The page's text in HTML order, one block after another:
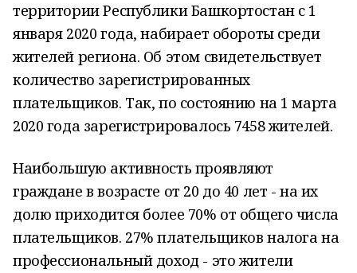
территории Республики Башкортостан с 1
января 2020 года, набирает обороты среди
жителей региона. Об этом свидетельствует
количество зарегистрированных
плательщиков. Так, по состоянию на 1 марта
2020 года зарегистрировалось 7458 жителей.
Наибольшую активность проявляют
граждане в возрасте от 20 до 40 лет - на их
долю приходится более 70% от общего числа
плательщиков. 27% плательщиков налога на
профессиональный доход - это жители